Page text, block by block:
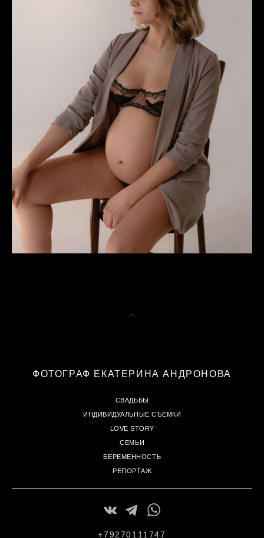
ФОТОГРАФ ЕКАТЕРИНА АНДРОНОВА
СВАДЬБЫ
ИНДИВИДУАЛЬНЫЕ СЪЕМКИ
LOVE STORY
СЕМЬИ
БЕРЕМЕННОСТЬ
РЕПОРТАЖ
+79270111747